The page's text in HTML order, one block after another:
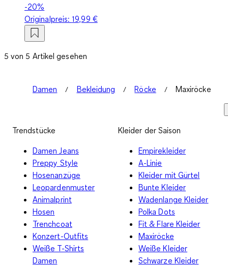
-20%
Originalpreis:19,99 €
5 von 5 Artikel gesehen
Damen Bekleidung Röcke Maxiröcke
Trendstücke
Damen Jeans
Preppy Style
Hosenanzüge
Leopardenmuster
Animalprint
Hosen
Trenchcoat
Konzert-Outfits
Weiße T-Shirts
Damen
Kleider der Saison
Empirekleider
A-Linie
Kleider mit Gürtel
Bunte Kleider
Wadenlange Kleider
Polka Dots
Fit & Flare Kleider
Maxiröcke
Weiße Kleider
Schwarze Kleider